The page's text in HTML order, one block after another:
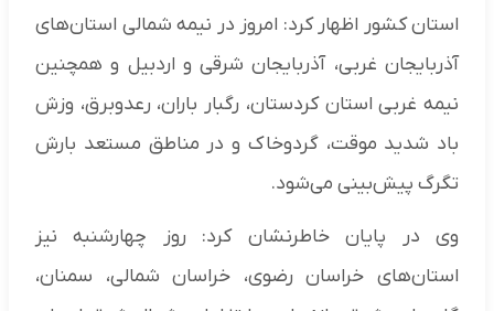
استان کشور اظهار کرد: امروز در نیمه شمالی استان‌های
آذربایجان غربی، آذربایجان شرقی و اردبیل و همچنین
نیمه غربی استان کردستان، رگبار باران، رعدوبرق، وزش
باد شدید موقت، گردوخاک و در مناطق مستعد بارش
تگرگ پیش‌بینی می‌شود.
وی در پایان خاطرنشان کرد: روز چهارشنبه نیز
استان‌های خراسان رضوی، خراسان شمالی، سمنان،